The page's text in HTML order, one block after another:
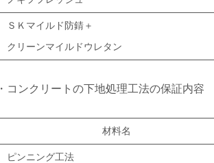
ＳＫマイルド防錆＋
クリーンマイルドウレタン
・コンクリートの下地処理工法の保証内容
材料名
ピンニング工法